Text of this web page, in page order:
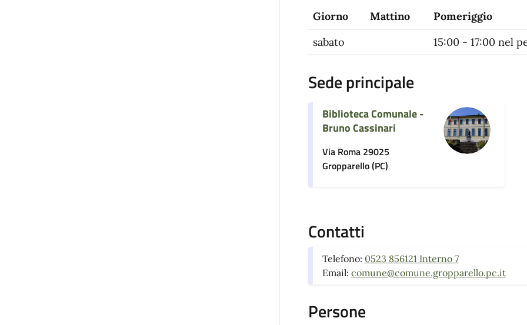
Giorno Mattino
Pomeriggio
sabato
15:00 - 17:00 nel
Sede principale
Biblioteca Comunale -
Bruno Cassinari
Via Roma 29025
Gropparello (PC)
Contatti
Telefono: 0523 856121 Interno 7
Email: comune@comune.gropparello.pc.it
Persone